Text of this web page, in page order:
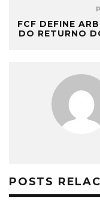
FCF DEFINE
DO RETURNO
POSTS